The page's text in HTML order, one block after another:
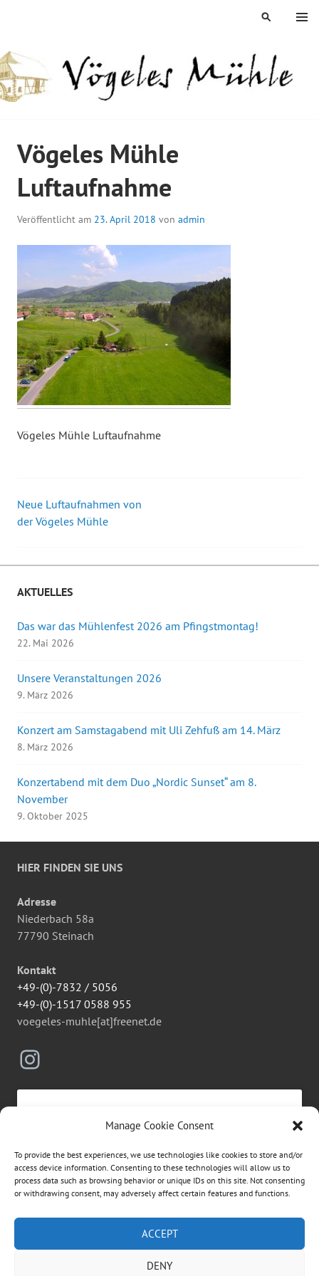
Manage Cookie Consent
To provide the best experiences, we use technologies like cookies to store and/or
access device information. Consenting to these technologies will allow us to
process data such as browsing behavior or unique IDs on this site. Not consenting
or withdrawing consent, may adversely affect certain features and functions.
ACCEPT
DENY
MENÜ
SUCHEN
Vögeles Mühle
Luftaufnahme
Veröffentlicht am 23. April 2018 von admin
Vögeles Mühle Luftaufnahme
Beitrags-
Neue Luftaufnahmen von
der Vögeles Mühle
AKTUELLES
Das war das Mühlenfest 2026 am Pfingstmontag!
22. Mai 2026
Unsere Veranstaltungen 2026
9. März 2026
Konzert am Samstagabend mit Uli Zehfuß am 14. März
8. März 2026
Konzertabend mit dem Duo „Nordic Sunset“ am 8.
November
9. Oktober 2025
HIER FINDEN SIE UNS
Adresse
Niederbach 58a
77790 Steinach
Kontakt
+49-(0)-7832 / 5056
+49-(0)-1517 0588 955
voegeles-muhle[at]freenet.de
Instagram
enable this content
Suchen